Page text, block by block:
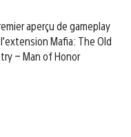
aperçu de gameplay
Mafia: The Old
– Man of Honor